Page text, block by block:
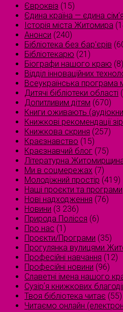
Євроквіз (15)
Єдина країна — єдина сім’я
Історія міста Житомира
Анонси (240)
Бібліотека без бар'єрів
Бібліотекарю (21)
Біографи нашого краю (8)
Відділ інноваційних
Всеукраїнська програма
Дитячі бібліотеки області
Допитливим дітям (670)
Книги оживають
Книжкові рекомендації
Книжкова скриня (257)
Краєзнавство (15)
Краєзнавчий блог (75)
Літературна
Ми в соцмережах (7)
Молодіжний простір (419)
Наші проєкти та програми
Нові надходження (76)
Новини (3 236)
Природа Полісся (6)
Про нас (1)
Проєкти/Програми (35)
Прогулянка вулицями
Професійні навчання (12)
Професійні новини (96)
Славетні імена нашого
Сузірʼя книжкових
Твоя бібліотека читає (55)
Читаємо онлайн